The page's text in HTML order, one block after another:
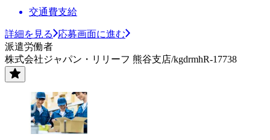
交通費支給
詳細を見る
応募画面に進む
派遣労働者
株式会社ジャパン・リリーフ 熊谷支店/kgdrmhR-17738